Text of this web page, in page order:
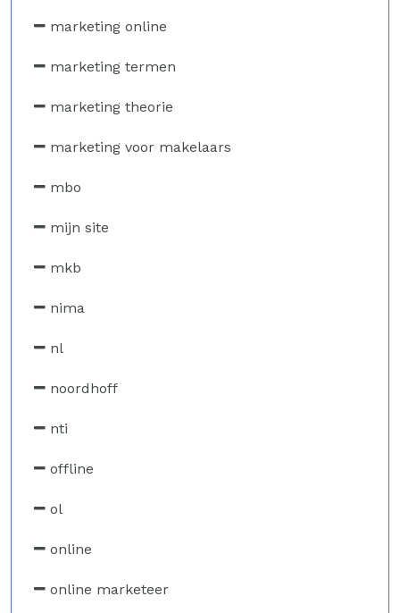
marketing online
marketing termen
marketing theorie
marketing voor makelaars
mbo
mijn site
mkb
nima
nl
noordhoff
nti
offline
ol
online
online marketeer